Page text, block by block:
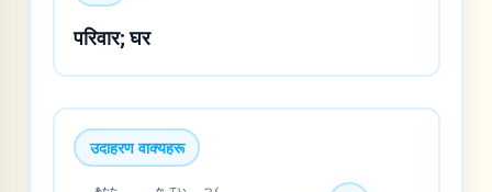
परिवार; घर
उदाहरण वाक्यहरू
あたた か てい つく